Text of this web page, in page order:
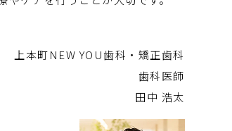
上本町NEW YOU歯科・矯正歯科
歯科医師
田中 浩太